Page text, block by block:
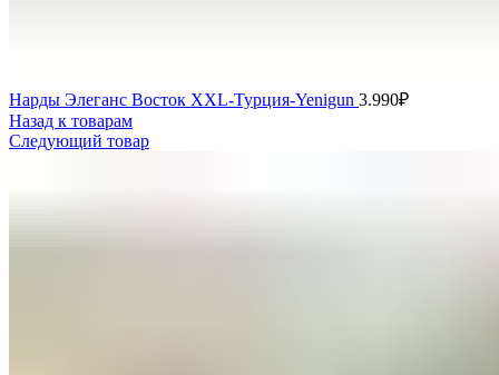
Нарды Элеганс Восток XXL-Турция-Yenigun 3.990₽
Назад к товарам
Следующий товар